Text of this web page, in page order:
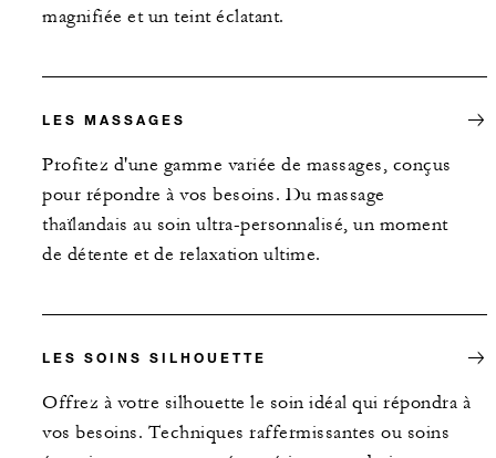
magnifiée et un teint éclatant.
LES MASSAGES
Profitez d'une gamme variée de massages, conçus
pour répondre à vos besoins. Du massage
thaïlandais au soin ultra-personnalisé, un moment
de détente et de relaxation ultime.
LES SOINS SILHOUETTE
Offrez à votre silhouette le soin idéal qui répondra à
vos besoins. Techniques raffermissantes ou soins